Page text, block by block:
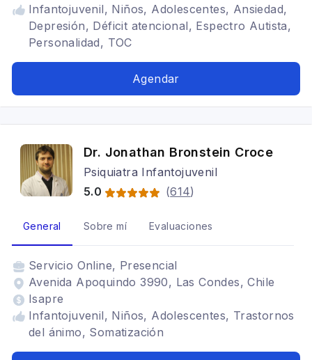
Infantojuvenil, Niños, Adolescentes, Ansiedad,
Depresión, Déficit atencional, Espectro Autista,
Personalidad, TOC
Agendar
Dr. Jonathan Bronstein Croce
Psiquiatra Infantojuvenil
5.0
(614)
General Sobre mí Evaluaciones
Servicio Online, Presencial
Avenida Apoquindo 3990, Las Condes, Chile
Isapre
Infantojuvenil, Niños, Adolescentes, Trastornos
del ánimo, Somatización